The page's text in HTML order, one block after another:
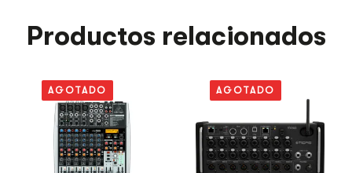
Productos relacionados
AGOTADO AGOTADO